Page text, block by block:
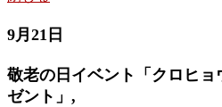
9月21日
敬老の日イベント「クロヒ
ゼント」,